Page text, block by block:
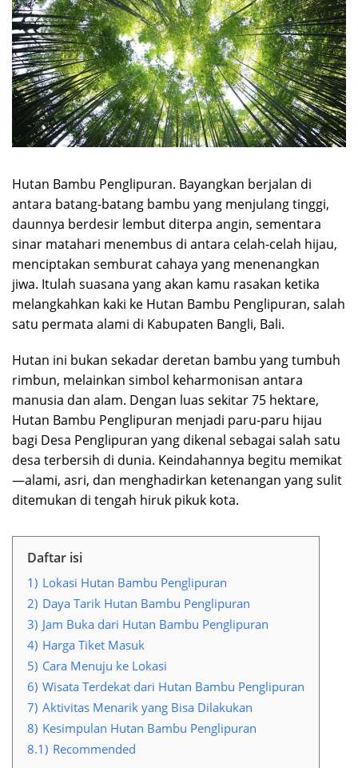
Hutan Bambu Penglipuran. Bayangkan berjalan di
antara batang-batang bambu yang menjulang tinggi,
daunnya berdesir lembut diterpa angin, sementara
sinar matahari menembus di antara celah-celah hijau,
menciptakan semburat cahaya yang menenangkan
jiwa. Itulah suasana yang akan kamu rasakan ketika
melangkahkan kaki ke Hutan Bambu Penglipuran, salah
satu permata alami di Kabupaten Bangli, Bali.
Hutan ini bukan sekadar deretan bambu yang tumbuh
rimbun, melainkan simbol keharmonisan antara
manusia dan alam. Dengan luas sekitar 75 hektare,
Hutan Bambu Penglipuran menjadi paru-paru hijau
bagi Desa Penglipuran yang dikenal sebagai salah satu
desa terbersih di dunia. Keindahannya begitu memikat
—alami, asri, dan menghadirkan ketenangan yang sulit
ditemukan di tengah hiruk pikuk kota.
Daftar isi
1) Lokasi Hutan Bambu Penglipuran
2) Daya Tarik Hutan Bambu Penglipuran
3) Jam Buka dari Hutan Bambu Penglipuran
4) Harga Tiket Masuk
5) Cara Menuju ke Lokasi
6) Wisata Terdekat dari Hutan Bambu Penglipuran
7) Aktivitas Menarik yang Bisa Dilakukan
8) Kesimpulan Hutan Bambu Penglipuran
8.1) Recommended